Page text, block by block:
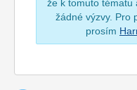
že k tomuto tématu
žádné výzvy. Pro
prosím